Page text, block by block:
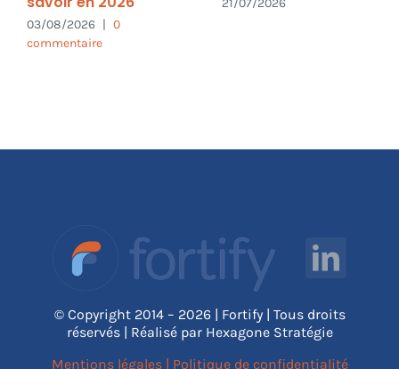
03/08/2026 | 0
commentaire
21/07/2026
© Copyright 2014 – 2026 | Fortify | Tous droits
réservés | Réalisé par Hexagone Stratégie
Mentions légales| Politique de confidentialité